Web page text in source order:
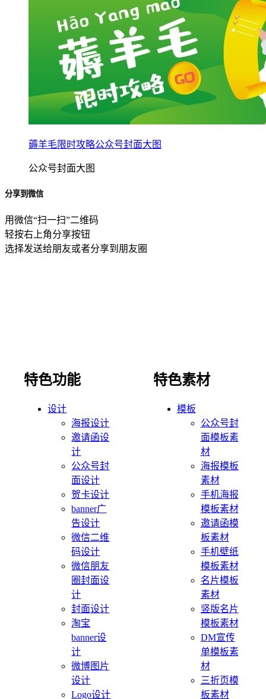
薅羊毛限时攻略公众号封面大图
公众号封面大图
分享到微信
用微信“扫一扫”二维码
轻按右上角分享按钮
选择发送给朋友或者分享到朋友圈
特色功能
设计
海报设计
邀请函设
计
公众号封
面设计
贺卡设计
banner广
告设计
微信二维
码设计
微信朋友
圈封面设
计
封面设计
淘宝
banner设
计
微博图片
设计
Logo设计
特色素材
模板
公众号封
面模板素
材
海报模板
素材
手机海报
模板素材
邀请函模
板素材
手机壁纸
模板素材
名片模板
素材
竖版名片
模板素材
DM宣传
单模板素
材
三折页模
板素材